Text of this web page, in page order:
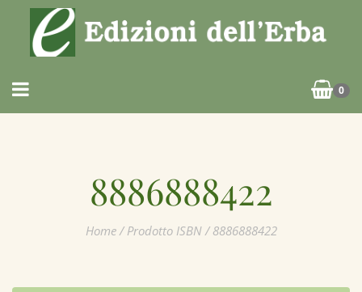
0
8886888422
Home/ Prodotto ISBN / 8886888422